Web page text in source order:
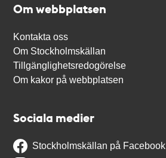
Om webbplatsen
Kontakta oss
Om Stockholmskällan
Tillgänglighetsredogörelse
Om kakor på webbplatsen
Sociala medier
Stockholmskällan på Facebook